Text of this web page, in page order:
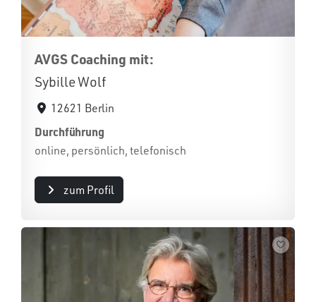
AVGS Coaching mit:
Sybille Wolf
12621 Berlin
Durchführung
online, persönlich, telefonisch
zum Profil